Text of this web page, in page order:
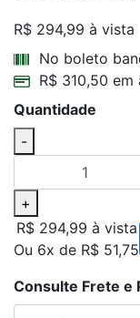
R$ 294,99 à vista
No boleto
R$ 310,50
Quantidade
-
+
R$ 294,99 à vista
Ou 6x de R$ 51,75
Consulte Frete e